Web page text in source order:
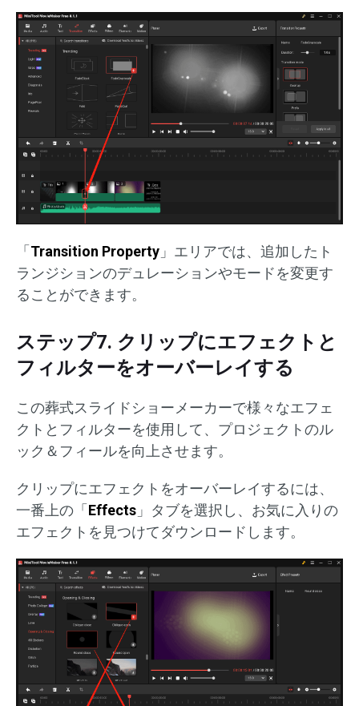
「 Transition Property 」エリアでは、追加したト
ランジションのデュレーションやモードを変更す
ることができます。
ステップ7. クリップにエフェクトと
フィルターをオーバーレイする
この葬式スライドショーメーカーで様々なエフェ
クトとフィルターを使用して、プロジェクトのル
ック＆フィールを向上させます。
クリップにエフェクトをオーバーレイするには、
一番上の「 Effects 」タブを選択し、お気に入りの
エフェクトを見つけてダウンロードします。